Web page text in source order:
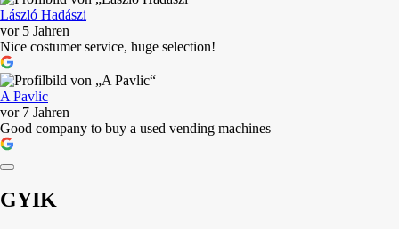
László Hadászi
vor 5 Jahren
Nice costumer service, huge selection!
A Pavlic
vor 7 Jahren
Good company to buy a used vending machines
GYIK